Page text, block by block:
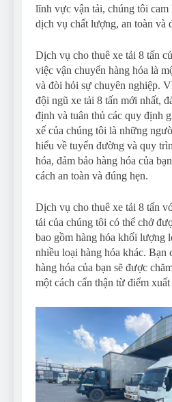
lĩnh vực vận tải, chúng tôi cam
dịch vụ chất lượng, an toàn và
Dịch vụ cho thuê xe tải 8 tấn
việc vận chuyển hàng hóa là
và đòi hỏi sự chuyên nghiệp.
đội ngũ xe tải 8 tấn mới nhất,
định và tuân thủ các quy định
xế của chúng tôi là những
hiểu về tuyến đường và quy
hóa, đảm bảo hàng hóa của
cách an toàn và đúng hẹn.
Dịch vụ cho thuê xe tải 8 tấn
tải của chúng tôi có thể chở
bao gồm hàng hóa khối lượng
nhiều loại hàng hóa khác. Bạn
hàng hóa của bạn sẽ được
một cách cẩn thận từ điểm